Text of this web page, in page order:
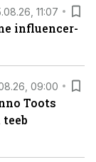
11:07
influencer-
09:00
Toots